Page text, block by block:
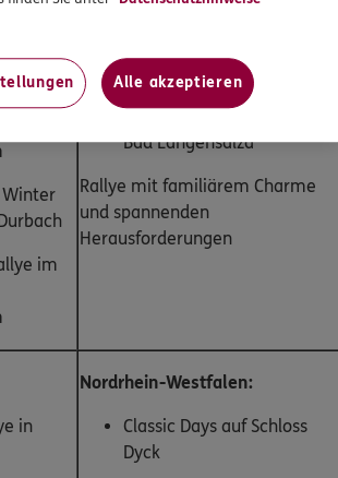
in
Winter
im
Ausstellung, Messe und Markt
Bad Langensalza
Rallye mit familiärem Charme
und spannenden
Herausforderungen
in
Nordrhein-Westfalen:
Classic Days auf Schloss
Dyck
Alle akzeptieren